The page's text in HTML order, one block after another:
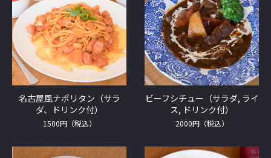
名古屋風ナポリタン（サラ
ダ、ドリンク付）
1500円（税込）
ビーフシチュー（サラダ, ライ
ス, ドリンク付）
2000円（税込）